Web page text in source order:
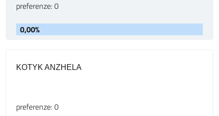
preferenze: 0
0,00%
KOTYK ANZHELA
preferenze: 0